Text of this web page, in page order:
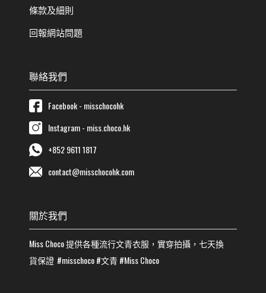
條款及細則
回報網站問題
聯絡我們
Facebook - misschocohk
Instagram - miss.choco.hk
+852 9611 1817
contact@misschocohk.com
關於我們
Miss Choco提供各種流行文青衣服，實穿拍攝，七天換
貨保證 #misschoco#文青#Miss Choco